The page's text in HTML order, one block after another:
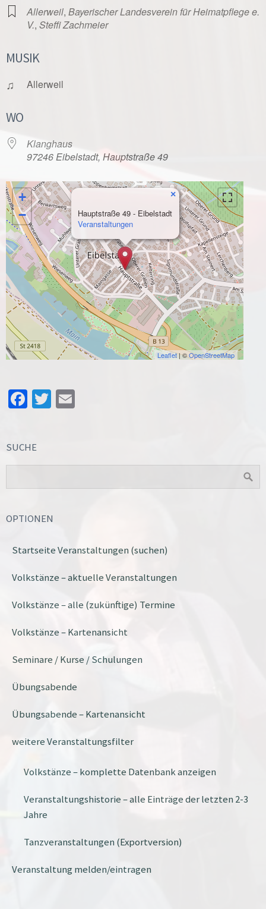
Allerweil, Bayerischer Landesverein für Heimatpflege e.
V., Steffi Zachmeier
MUSIK
♫ Allerweil
WO
Klanghaus
97246 Eibelstadt, Hauptstraße 49
Hauptstraße 49 - Eibelstadt
Veranstaltungen
×
+
−
Leaflet| ©OpenStreetMap
Facebook
Twitter
SUCHE
OPTIONEN
Startseite Veranstaltungen (suchen)
Volkstänze – aktuelle Veranstaltungen
Volkstänze – alle (zukünftige) Termine
Volkstänze – Kartenansicht
Seminare / Kurse / Schulungen
Übungsabende
Übungsabende – Kartenansicht
weitere Veranstaltungsfilter
Volkstänze – komplette Datenbank anzeigen
Veranstaltungshistorie – alle Einträge der letzten 2-3
Jahre
Tanzveranstaltungen (Exportversion)
Veranstaltung melden/eintragen